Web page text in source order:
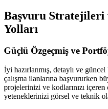
Başvuru Stratejileri
Yolları
Güçlü Özgeçmiş ve
İyi hazırlanmış, detaylı ve
çalışma ilanlarına başvururken
projelerinizi ve kodlarınızı
yeteneklerinizi görsel ve teknik